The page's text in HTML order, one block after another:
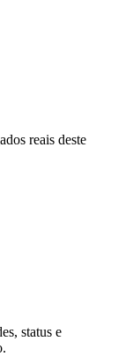
reais deste
status e